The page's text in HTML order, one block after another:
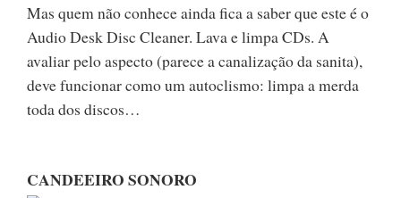
Mas quem não conhece ainda fica a saber que este é o
Audio Desk Disc Cleaner. Lava e limpa CDs. A
avaliar pelo aspecto (parece a canalização da sanita),
deve funcionar como um autoclismo: limpa a merda
toda dos discos…
CANDEEIRO SONORO